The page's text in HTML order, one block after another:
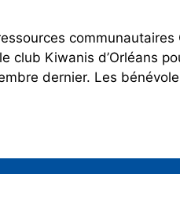
club Kiwanis d’Orléans
dernier. Les